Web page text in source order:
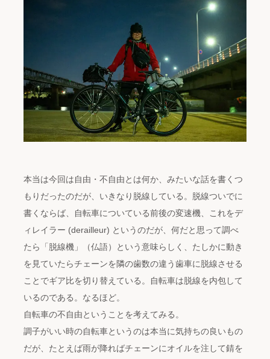
本当は今回は自由・不自由とは何か、みたいな話を書くつ
もりだったのだが、いきなり脱線している。脱線ついでに
書くならば、自転車についている前後の変速機、これをデ
ィレイラー (derailleur) というのだが、何だと思って調べ
たら「脱線機」（仏語）という意味らしく、たしかに動き
を見ていたらチェーンを隣の歯数の違う歯車に脱線させる
ことでギア比を切り替えている。自転車は脱線を内包して
いるのである。なるほど。
自転車の不自由ということを考えてみる。
調子がいい時の自転車というのは本当に気持ちの良いもの
だが、たとえば雨が降ればチェーンにオイルを注して錆を